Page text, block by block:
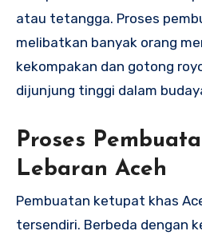
atau tetangga. Proses
melibatkan banyak orang
kekompakan dan gotong
dijunjung tinggi dalam
Proses
Lebaran Aceh
Pembuatan ketupat khas
tersendiri. Berbeda dengan